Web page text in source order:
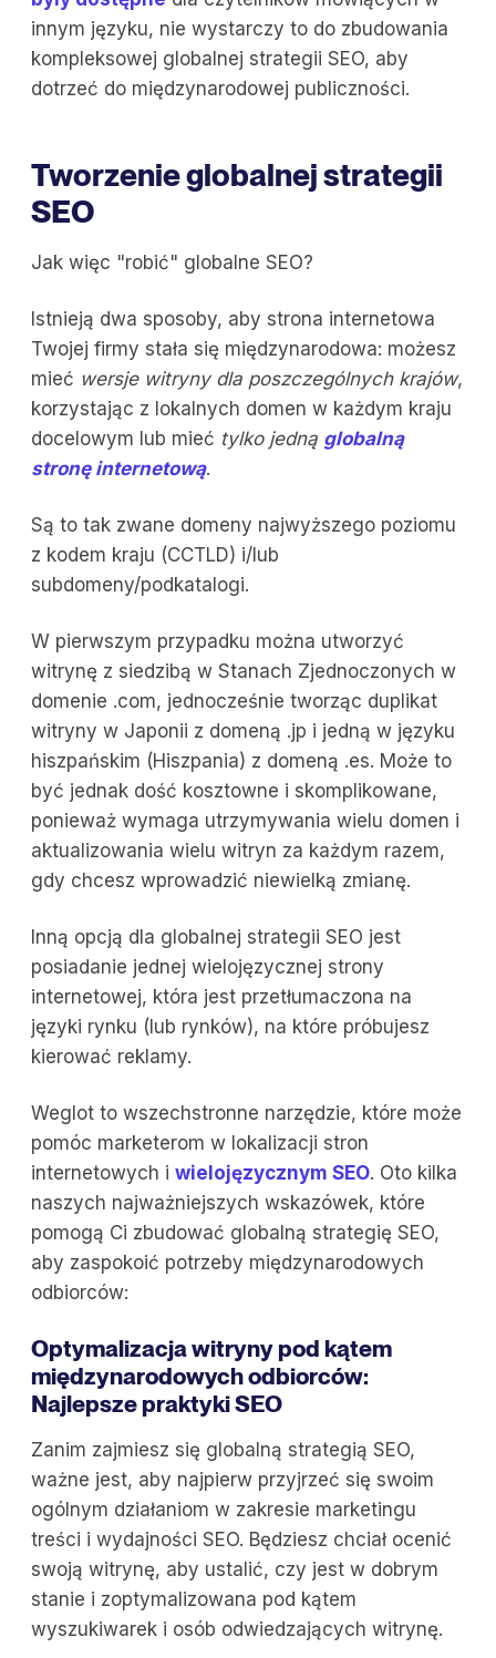
innym języku, nie wystarczy to do zbudowania
kompleksowej globalnej strategii SEO, aby
dotrzeć do międzynarodowej publiczności.
Tworzenie globalnej strategii
SEO
Jak więc "robić" globalne SEO?
Istnieją dwa sposoby, aby strona internetowa
Twojej firmy stała się międzynarodowa: możesz
mieć wersje witryny dla poszczególnych krajów,
korzystając z lokalnych domen w każdym kraju
docelowym lub mieć tylko jedną globalną
stronę internetową.
Są to tak zwane domeny najwyższego poziomu
z kodem kraju (CCTLD) i/lub
subdomeny/podkatalogi.
W pierwszym przypadku można utworzyć
witrynę z siedzibą w Stanach Zjednoczonych w
domenie .com, jednocześnie tworząc duplikat
witryny w Japonii z domeną .jp i jedną w języku
hiszpańskim (Hiszpania) z domeną .es. Może to
być jednak dość kosztowne i skomplikowane,
ponieważ wymaga utrzymywania wielu domen i
aktualizowania wielu witryn za każdym razem,
gdy chcesz wprowadzić niewielką zmianę.
Inną opcją dla globalnej strategii SEO jest
posiadanie jednej wielojęzycznej strony
internetowej, która jest przetłumaczona na
języki rynku (lub rynków), na które próbujesz
kierować reklamy.
Weglot to wszechstronne narzędzie, które może
pomóc marketerom w lokalizacji stron
internetowych i wielojęzycznym SEO. Oto kilka
naszych najważniejszych wskazówek, które
pomogą Ci zbudować globalną strategię SEO,
aby zaspokoić potrzeby międzynarodowych
odbiorców:
Optymalizacja witryny pod kątem
międzynarodowych odbiorców:
Najlepsze praktyki SEO
Zanim zajmiesz się globalną strategią SEO,
ważne jest, aby najpierw przyjrzeć się swoim
ogólnym działaniom w zakresie marketingu
treści i wydajności SEO. Będziesz chciał ocenić
swoją witrynę, aby ustalić, czy jest w dobrym
stanie i zoptymalizowana pod kątem
wyszukiwarek i osób odwiedzających witrynę.